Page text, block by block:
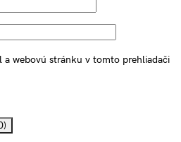
webovú stránku v tomto prehliadači